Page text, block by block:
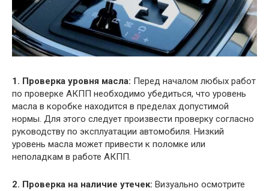
1. Проверка уровня масла: Перед началом любых работ
по проверке АКПП необходимо убедиться, что уровень
масла в коробке находится в пределах допустимой
нормы. Для этого следует произвести проверку согласно
руководству по эксплуатации автомобиля. Низкий
уровень масла может привести к поломке или
неполадкам в работе АКПП.
2. Проверка на наличие утечек: Визуально осмотрите